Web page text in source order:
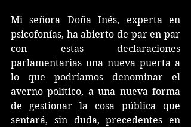
Mi señora Doña Inés, experta en
psicofonías, ha abierto de par en par
con estas declaraciones
parlamentarias una nueva puerta a
lo que podríamos denominar el
averno político, a una nueva forma
de gestionar la cosa pública que
sentará, sin duda, precedentes en